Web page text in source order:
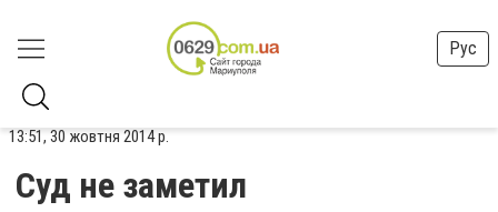
Рус
13:51, 30 жовтня 2014 р.
Суд не заметил